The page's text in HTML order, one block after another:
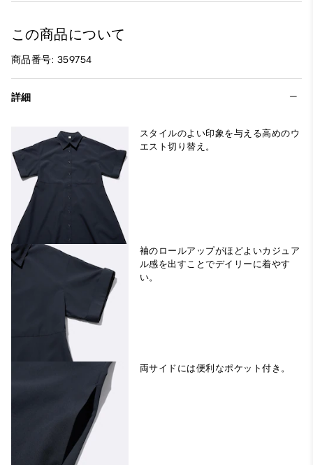
この商品について
商品番号: 359754
詳細
スタイルのよい印象を与える高めのウ
エスト切り替え。
袖のロールアップがほどよいカジュア
ル感を出すことでデイリーに着やす
い。
両サイドには便利なポケット付き。